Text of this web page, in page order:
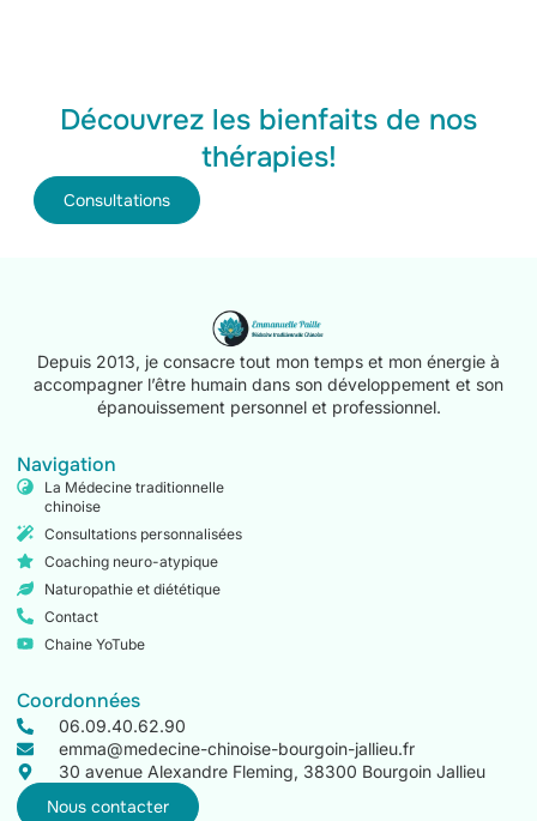
Découvrez les bienfaits de nos
thérapies!
Consultations
Depuis 2013, je consacre tout mon temps et mon énergie à
accompagner l’être humain dans son développement et son
épanouissement personnel et professionnel.
Navigation
La Médecine traditionnelle
chinoise
Consultations personnalisées
Coaching neuro-atypique
Naturopathie et diététique
Contact
Chaine YoTube
Coordonnées
06.09.40.62.90
emma@medecine-chinoise-bourgoin-jallieu.fr
30 avenue Alexandre Fleming, 38300 Bourgoin Jallieu
Nous contacter